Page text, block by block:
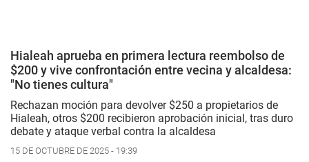
Hialeah aprueba en primera lectura reembolso de
$200 y vive confrontación entre vecina y alcaldesa:
"No tienes cultura"
Rechazan moción para devolver $250 a propietarios de
Hialeah, otros $200 recibieron aprobación inicial, tras duro
debate y ataque verbal contra la alcaldesa
15 DE OCTUBRE DE 2025 - 19:39